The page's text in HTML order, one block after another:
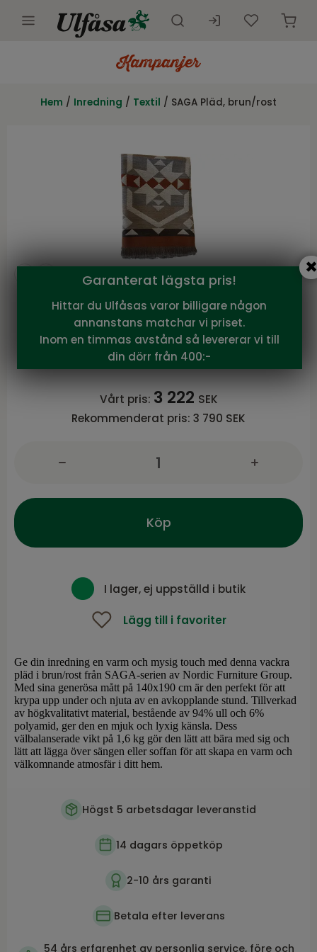
Innemöbler
Kampanjer
Hem / Inredning / Textil / SAGA Pläd, brun/rost
NFG
SAGA Pläd, brun/rost
Serie SAGA från NFG
Vårt pris: 3 222 SEK
Rekommenderat pris: 3 790 SEK
Köp
I lager, ej uppställd i butik
Lägg till i favoriter
Ge din inredning en varm och mysig touch med denna vackra
pläd i brun/rost från SAGA-serien av Nordic Furniture Group.
Med sina generösa mått på 140x190 cm är den perfekt för att
krypa upp under och njuta av en avkopplande stund. Tillverkad
av högkvalitativt material, bestående av 94% ull och 6%
polyamid, ger den en mjuk och lyxig känsla. Dess
välbalanserade vikt på 1,6 kg gör den lätt att bära med sig och
lätt att lägga över sängen eller soffan för att skapa en varm och
välkomnande atmosfär i ditt hem.
Högst 5 arbetsdagar leveranstid
14 dagars öppetköp
2-10 års garanti
Betala efter leverans
54 års erfarenhet av personlig service, före och
Garanterat lägsta pris!
Hittar du Ulfåsas varor billigare någon
annanstans matchar vi priset.
Inom en timmas avstånd så levererar vi till
din dörr från 400:-